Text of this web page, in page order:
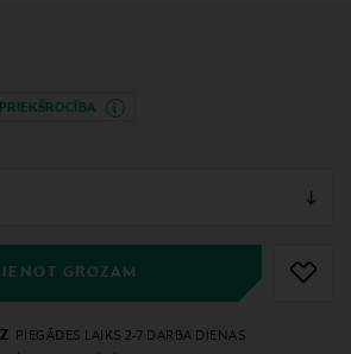
GROZAM
PIEGĀDES LAIKS 2-7 DARBA DIENAS